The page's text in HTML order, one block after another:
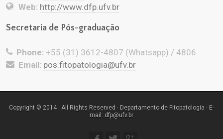
Web: http://www.dfp.ufv.br
Secretaria de Pós-graduação
Phone: +55 (31) 3612-4807 (Whatsapp) / 4806
Email: pos.fitopatologia@ufv.br
Copyright © 2014 · All Rights Reserved · Departamento de Fitopatologia · E-
mail: dfp@ufv.br